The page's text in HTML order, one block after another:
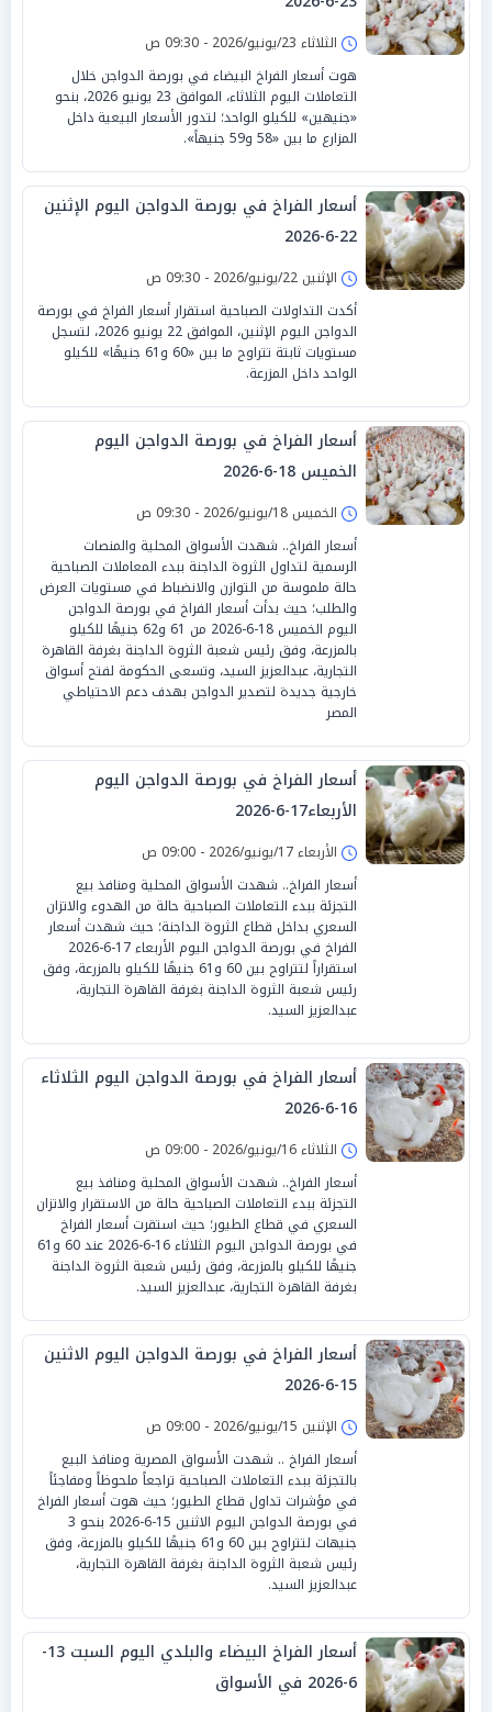
الثلاثاء 23/يونيو/2026 - 09:30 ص
هوت أسعار الفراخ البيضاء في بورصة الدواجن خلال
التعاملات اليوم الثلاثاء، الموافق 23 يونيو 2026، بنحو
«جنيهين» للكيلو الواحد؛ لتدور الأسعار البيعية داخل
المزارع ما بين «58 و59 جنيهاً».
أسعار الفراخ في بورصة الدواجن اليوم الإثنين
22-6-2026
الإثنين 22/يونيو/2026 - 09:30 ص
أكدت التداولات الصباحية استقرار أسعار الفراخ في بورصة
الدواجن اليوم الإثنين، الموافق 22 يونيو 2026، لتسجل
مستويات ثابتة تتراوح ما بين «60 و61 جنيهًا» للكيلو
الواحد داخل المزرعة.
أسعار الفراخ في بورصة الدواجن اليوم
الخميس 18-6-2026
الخميس 18/يونيو/2026 - 09:30 ص
أسعار الفراخ.. شهدت الأسواق المحلية والمنصات
الرسمية لتداول الثروة الداجنة ببدء المعاملات الصباحية
حالة ملموسة من التوازن والانضباط في مستويات العرض
والطلب؛ حيث بدأت أسعار الفراخ في بورصة الدواجن
اليوم الخميس 18-6-2026 من 61 و62 جنيهًا للكيلو
بالمزرعة، وفق رئيس شعبة الثروة الداجنة بغرفة القاهرة
التجارية، عبدالعزيز السيد، وتسعى الحكومة لفتح أسواق
خارجية جديدة لتصدير الدواجن بهدف دعم الاحتياطي
المصر
أسعار الفراخ في بورصة الدواجن اليوم
الأربعاء17-6-2026
الأربعاء 17/يونيو/2026 - 09:00 ص
أسعار الفراخ.. شهدت الأسواق المحلية ومنافذ بيع
التجزئة ببدء التعاملات الصباحية حالة من الهدوء والاتزان
السعري بداخل قطاع الثروة الداجنة؛ حيث شهدت أسعار
الفراخ في بورصة الدواجن اليوم الأربعاء 17-6-2026
استقراراً لتتراوح بين 60 و61 جنيهًا للكيلو بالمزرعة، وفق
رئيس شعبة الثروة الداجنة بغرفة القاهرة التجارية،
عبدالعزيز السيد.
أسعار الفراخ في بورصة الدواجن اليوم الثلاثاء
16-6-2026
الثلاثاء 16/يونيو/2026 - 09:00 ص
أسعار الفراخ.. شهدت الأسواق المحلية ومنافذ بيع
التجزئة ببدء التعاملات الصباحية حالة من الاستقرار والاتزان
السعري في قطاع الطيور؛ حيث استقرت أسعار الفراخ
في بورصة الدواجن اليوم الثلاثاء 16-6-2026 عند 60 و61
جنيهًا للكيلو بالمزرعة، وفق رئيس شعبة الثروة الداجنة
بغرفة القاهرة التجارية، عبدالعزيز السيد.
أسعار الفراخ في بورصة الدواجن اليوم الاثنين
15-6-2026
الإثنين 15/يونيو/2026 - 09:00 ص
أسعار الفراخ .. شهدت الأسواق المصرية ومنافذ البيع
بالتجزئة ببدء التعاملات الصباحية تراجعاً ملحوظاً ومفاجئاً
في مؤشرات تداول قطاع الطيور؛ حيث هوت أسعار الفراخ
في بورصة الدواجن اليوم الاثنين 15-6-2026 بنحو 3
جنيهات لتتراوح بين 60 و61 جنيهًا للكيلو بالمزرعة، وفق
رئيس شعبة الثروة الداجنة بغرفة القاهرة التجارية،
عبدالعزيز السيد.
أسعار الفراخ البيضاء والبلدي اليوم السبت 13-
6-2026 في الأسواق